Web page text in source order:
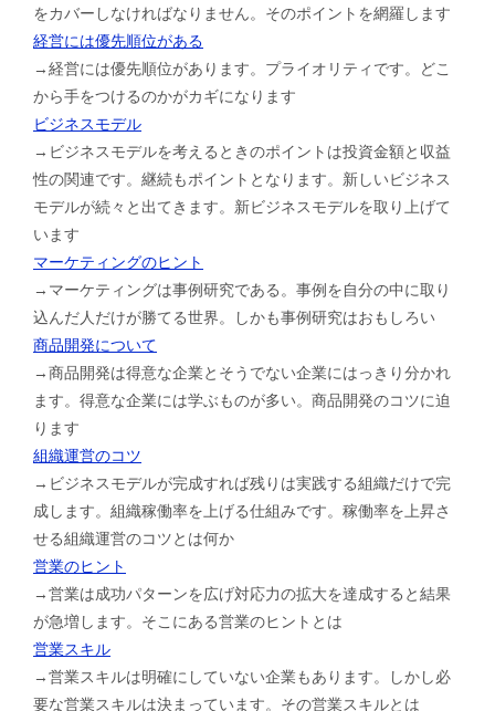
をカバーしなければなりません。そのポイントを網羅します
経営には優先順位がある
→経営には優先順位があります。プライオリティです。どこ
から手をつけるのかがカギになります
ビジネスモデル
→ビジネスモデルを考えるときのポイントは投資金額と収益
性の関連です。継続もポイントとなります。新しいビジネス
モデルが続々と出てきます。新ビジネスモデルを取り上げて
います
マーケティングのヒント
→マーケティングは事例研究である。事例を自分の中に取り
込んだ人だけが勝てる世界。しかも事例研究はおもしろい
商品開発について
→商品開発は得意な企業とそうでない企業にはっきり分かれ
ます。得意な企業には学ぶものが多い。商品開発のコツに迫
ります
組織運営のコツ
→ビジネスモデルが完成すれば残りは実践する組織だけで完
成します。組織稼働率を上げる仕組みです。稼働率を上昇さ
せる組織運営のコツとは何か
営業のヒント
→営業は成功パターンを広げ対応力の拡大を達成すると結果
が急増します。そこにある営業のヒントとは
営業スキル
→営業スキルは明確にしていない企業もあります。しかし必
要な営業スキルは決まっています。その営業スキルとは